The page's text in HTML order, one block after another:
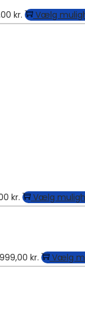
kr. Vælg
kr. Vælg
kr. Vælg